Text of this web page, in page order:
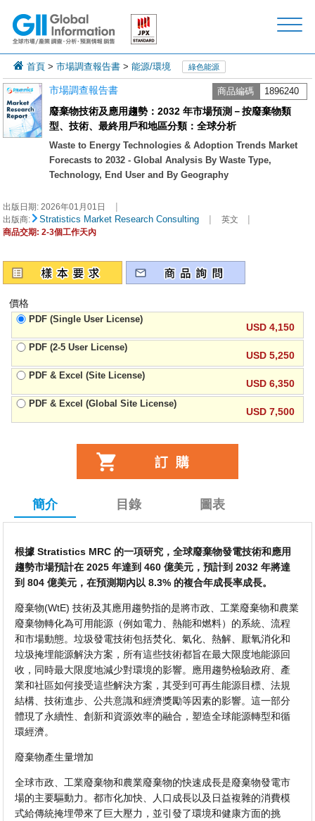
首頁 >市場調查報告書 >能源/環境 綠色能源
市場調查報告書 商品編碼 1896240
廢棄物技術及應用趨勢：2032 年市場預測－按廢棄物類
型、技術、最終用戶和地區分類：全球分析
Waste to Energy Technologies & Adoption Trends Market
Forecasts to 2032 - Global Analysis By Waste Type,
Technology, End User and By Geography
出版日期:2026年01月01日 |
出版商: Stratistics Market Research Consulting | 英文 |
商品交期: 2-3個工作天內
價格
PDF (Single User License)
USD 4,150
PDF (2-5 User License)
USD 5,250
PDF & Excel (Site License)
USD 6,350
PDF & Excel (Global Site License)
USD 7,500
簡介 目錄 圖表
根據 Stratistics MRC 的一項研究，全球廢棄物發電技術和應用
趨勢市場預計在 2025 年達到 460 億美元，預計到 2032 年將達
到 804 億美元，在預測期內以 8.3% 的複合年成長率成長。
廢棄物(WtE) 技術及其應用趨勢指的是將市政、工業廢棄物和農業
廢棄物轉化為可用能源（例如電力、熱能和燃料）的系統、流程
和市場動態。垃圾發電技術包括焚化、氣化、熱解、厭氧消化和
垃圾掩埋能源解決方案，所有這些技術都旨在最大限度地能源回
收，同時最大限度地減少對環境的影響。應用趨勢檢驗政府、產
業和社區如何接受這些解決方案，其受到可再生能源目標、法規
結構、技術進步、公共意識和經濟獎勵等因素的影響。這一部分
體現了永續性、創新和資源效率的融合，塑造全球能源轉型和循
環經濟。
廢棄物產生量增加
全球市政、工業廢棄物和農業廢棄物的快速成長是廢棄物發電市
場的主要驅動力。都市化加快、人口成長以及日益複雜的消費模
式給傳統掩埋帶來了巨大壓力，並引發了環境和健康方面的挑